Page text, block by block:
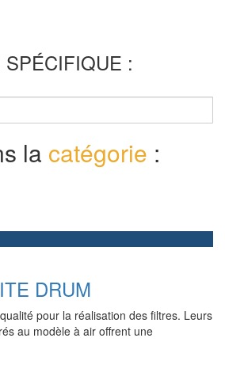
:
la catégorie :
DRUM
pour la réalisation des filtres. Leurs
au modèle à air offrent une